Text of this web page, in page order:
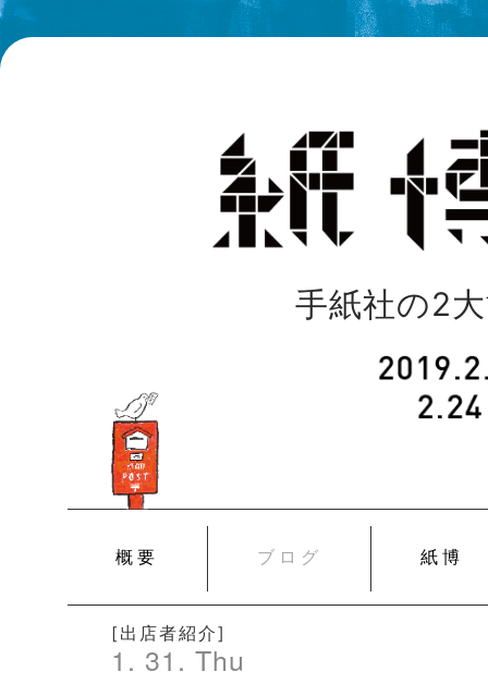
手紙社の2
CONTENT
概要 ブログ 紙博
[出店者紹介]
1. 31. Thu